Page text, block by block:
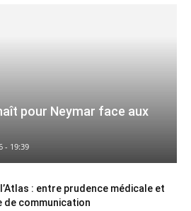
pour Neymar face aux
- 19:39
: entre prudence médicale et
de communication